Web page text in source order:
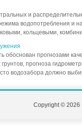
и
водопотребления и
кольцевыми,
обоснован прогнозами
прогноза
водозабора должно
Copyright © 2026